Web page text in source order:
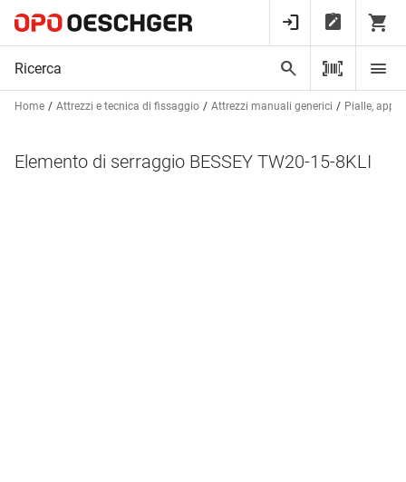
Home Attrezzi e tecnica di fissaggio Attrezzi manuali generici Pialle,
Elemento di serraggio BESSEY TW20-15-8KLI